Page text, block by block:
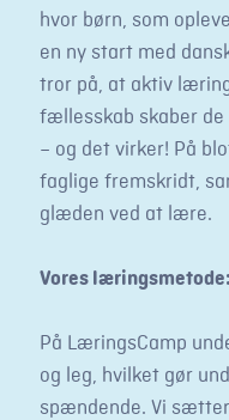
hvor børn, som
en ny start med
tror på, at aktiv
fællesskab skaber de
– og det virker! På
faglige fremskridt,
glæden ved at lære.
Vores læringsmetode:
På LæringsCamp
og leg, hvilket gør
spændende. Vi